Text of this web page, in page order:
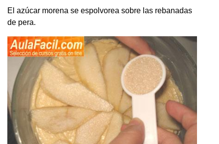
El azúcar morena se espolvorea sobre las rebanadas
de pera.